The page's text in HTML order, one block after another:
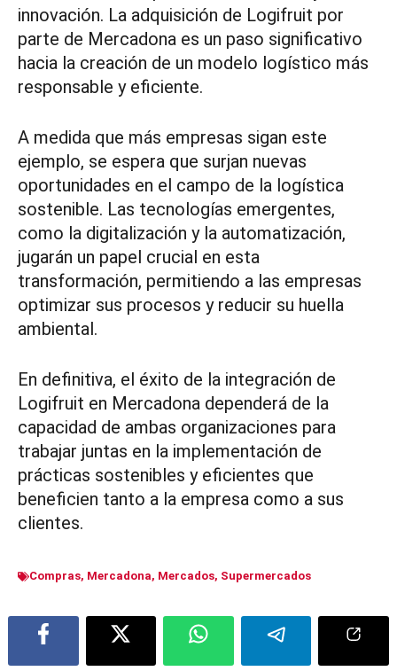
innovación. La adquisición de Logifruit por
parte de Mercadona es un paso significativo
hacia la creación de un modelo logístico más
responsable y eficiente.
A medida que más empresas sigan este
ejemplo, se espera que surjan nuevas
oportunidades en el campo de la logística
sostenible. Las tecnologías emergentes,
como la digitalización y la automatización,
jugarán un papel crucial en esta
transformación, permitiendo a las empresas
optimizar sus procesos y reducir su huella
ambiental.
En definitiva, el éxito de la integración de
Logifruit en Mercadona dependerá de la
capacidad de ambas organizaciones para
trabajar juntas en la implementación de
prácticas sostenibles y eficientes que
beneficien tanto a la empresa como a sus
clientes.
Compras, Mercadona, Mercados, Supermercados